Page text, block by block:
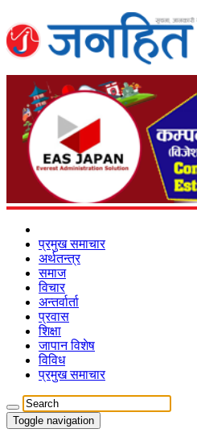
प्रमुख समाचार
अर्थतन्त्र
समाज
विचार
अन्तर्वार्ता
प्रवास
शिक्षा
जापान विशेष
विविध
प्रमुख समाचार
Toggle navigation